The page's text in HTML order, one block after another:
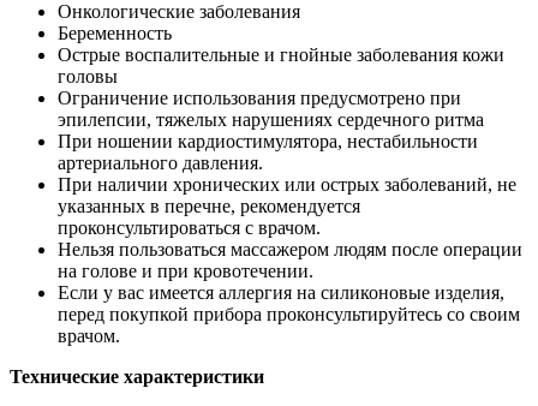
Онкологические заболевания
Беременность
Острые воспалительные и гнойные заболевания кожи
головы
Ограничение использования предусмотрено при
эпилепсии, тяжелых нарушениях сердечного ритма
При ношении кардиостимулятора, нестабильности
артериального давления.
При наличии хронических или острых заболеваний, не
указанных в перечне, рекомендуется
проконсультироваться с врачом.
Нельзя пользоваться массажером людям после операции
на голове и при кровотечении.
Если у вас имеется аллергия на силиконовые изделия,
перед покупкой прибора проконсультируйтесь со своим
врачом.
Технические характеристики